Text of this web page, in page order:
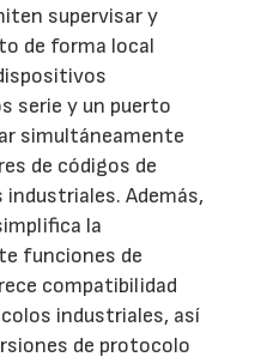
supervisar y
de forma local
serie y un puerto
simultáneamente
de códigos de
Además,
la
funciones de
compatibilidad
industriales, así
de protocolo